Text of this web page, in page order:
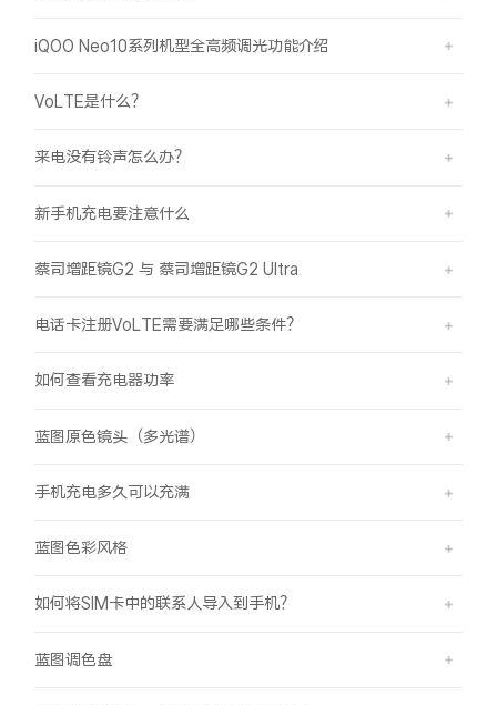
iQOO Neo10系列机型全高频调光功能介绍
VoLTE是什么？
来电没有铃声怎么办？
新手机充电要注意什么
蔡司增距镜G2 与 蔡司增距镜G2 Ultra
电话卡注册VoLTE需要满足哪些条件？
如何查看充电器功率
蓝图原色镜头（多光谱）
手机充电多久可以充满
蓝图色彩风格
如何将SIM卡中的联系人导入到手机？
蓝图调色盘